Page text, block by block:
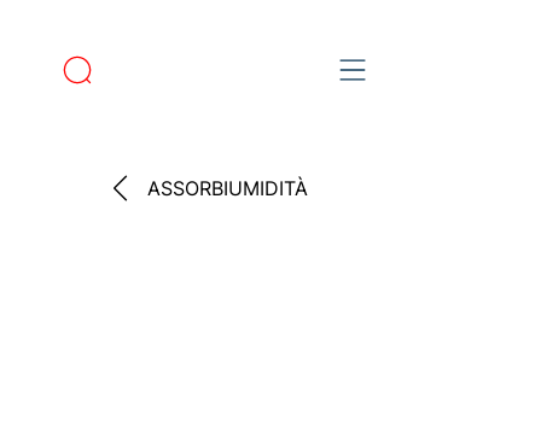
ASSORBIUMIDITÀ